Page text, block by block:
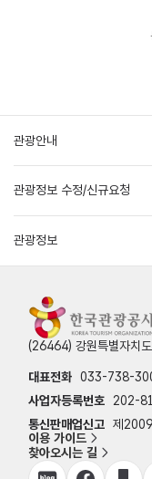
관광안내
관광정보 수정/신규요청
관광정보
(26464) 강원특별자치
대표전화 033-738-
사업자등록번호
202-
통신판매업신고 제
이용 가이드
찾아오시는 길